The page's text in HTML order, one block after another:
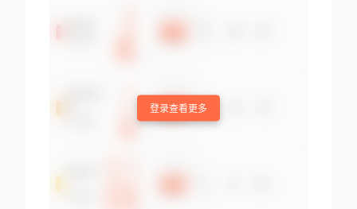
登录查看更多